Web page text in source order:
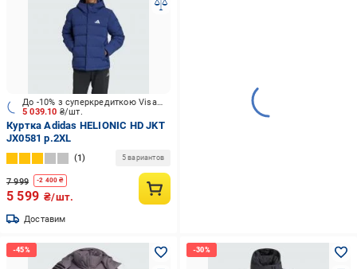
5 039.10 ₴/шт.
До -10% з суперкредиткою Visa Вигода
Куртка Adidas HELIONIC HD JKT
JX0581 р.2XL
1 5 вариантов
7 999 -2 400 ₴
5 599 ₴/шт.
Доставим